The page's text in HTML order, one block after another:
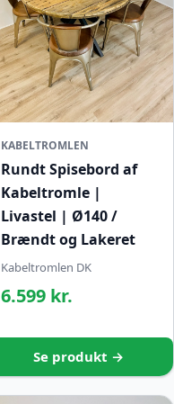
KABELTROMLEN
Rundt Spisebord af
Kabeltromle |
Livastel | Ø140 /
Brændt og Lakeret
Kabeltromlen DK
6.599 kr.
Se produkt →